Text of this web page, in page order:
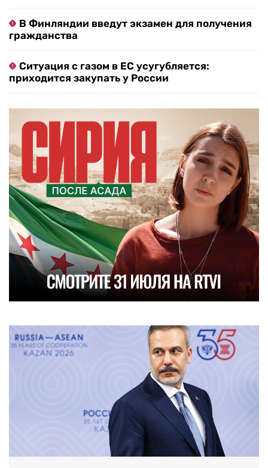
В Финляндии введут экзамен для получения
гражданства
Ситуация с газом в ЕС усугубляется:
приходится закупать у России